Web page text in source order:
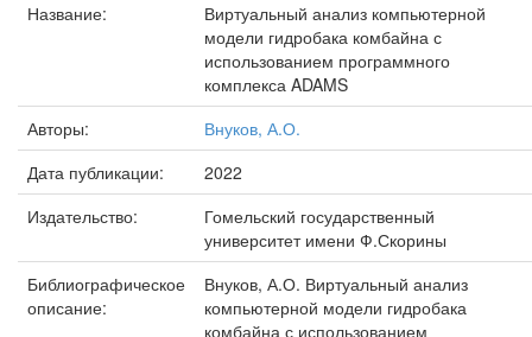
Название:
Виртуальный анализ компьютерной
модели гидробака комбайна с
использованием программного
комплекса ADAMS
Авторы:
Внуков, А.О.
Дата публикации:
2022
Издательство:
Гомельский государственный
университет имени Ф.Скорины
Библиографическое
описание:
Внуков, А.О. Виртуальный анализ
компьютерной модели гидробака
комбайна с использованием